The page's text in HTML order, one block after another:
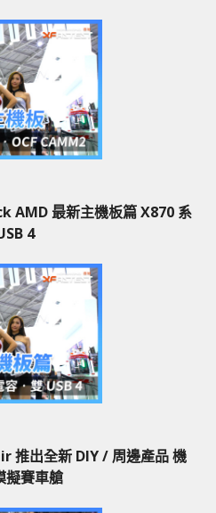
AMD 最新主機板篇 X870 系
4
出全新 DIY / 周邊產品 機
賽車艙